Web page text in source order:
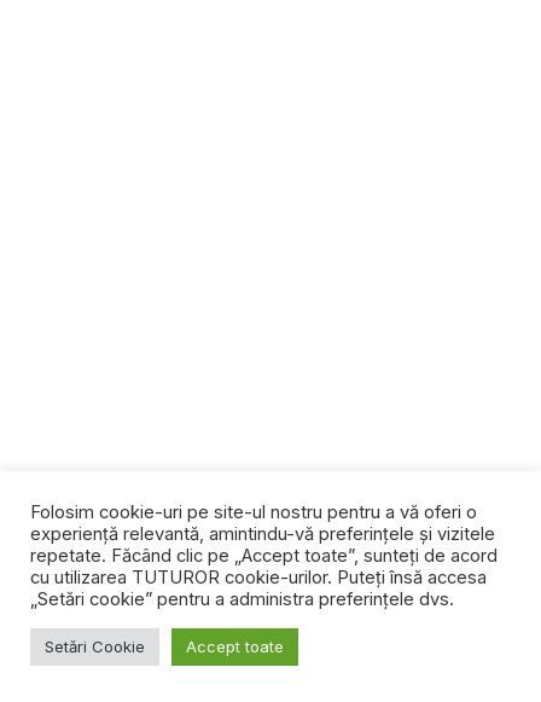
Folosim cookie-uri pe site-ul nostru pentru a vă oferi o
experiență relevantă, amintindu-vă preferințele și vizitele
repetate. Făcând clic pe „Accept toate”, sunteți de acord
cu utilizarea TUTUROR cookie-urilor. Puteți însă accesa
„Setări cookie” pentru a administra preferințele dvs.
Setări Cookie Accept toate